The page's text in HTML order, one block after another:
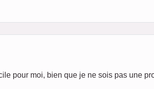
pour moi, bien que je ne sois pas une